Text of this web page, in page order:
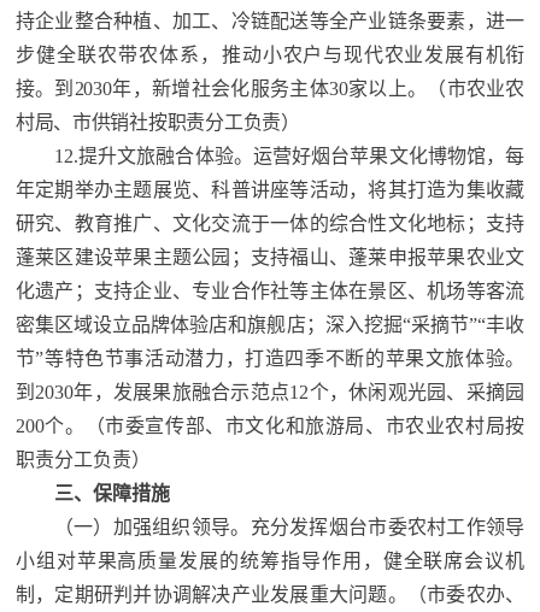
持企业整合种植、加工、冷链配送等全产业链条要素，进一
步健全联农带农体系，推动小农户与现代农业发展有机衔
接。到 2030年，新增社会化服务主体30家以上。（市农业农
村局、市供销社按职责分工负责）
12.提升文旅融合体验。运营好烟台苹果文化博物馆，每
年定期举办主题展览、科普讲座等活动，将其打造为集收藏
研究、教育推广、文化交流于一体的综合性文化地标；支持
蓬莱区建设苹果主题公园；支持福山、蓬莱申报苹果农业文
化遗产；支持企业、专业合作社等主体在景区、机场等客流
密集区域设立品牌体验店和旗舰店；深入挖掘“采摘节”“丰收
节”等特色节事活动潜力，打造四季不断的苹果文旅体验。
到2030年，发展果旅融合示范点12个，休闲观光园、采摘园
200个。
（市委宣传部、市文化和旅游局、市农业农村局按
职责分工负责）
三、保障措施
（一）加强组织领导。充分发挥烟台市委农村工作领导
小组对苹果高质量发展的统筹指导作用，健全联席会议机
制，定期研判并协调解决产业发展重大问题。
（市委农办、